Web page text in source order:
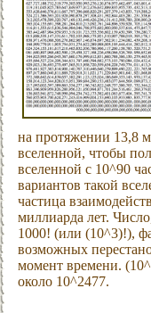
на протяжении 13,8
вселенной, чтобы
вселенной с 10^90
вариантов такой
частица
миллиарда лет.
1000! (или (10^3)!),
возможных
момент времени.
около 10^2477.